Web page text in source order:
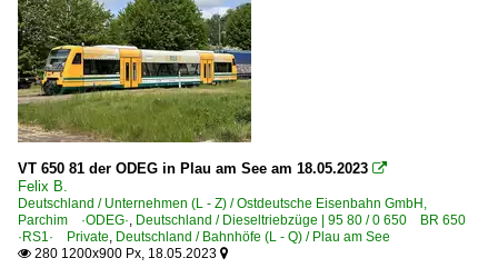
VT 650 81 der ODEG in Plau am See am 18.05.2023 
Felix B.
Deutschland / Unternehmen (L - Z) / Ostdeutsche Eisenbahn GmbH,
Parchim ·ODEG·, Deutschland / Dieseltriebzüge | 95 80 / 0 650 BR 650
·RS1· Private, Deutschland / Bahnhöfe (L - Q) / Plau am See
 280 1200x900 Px, 18.05.2023 